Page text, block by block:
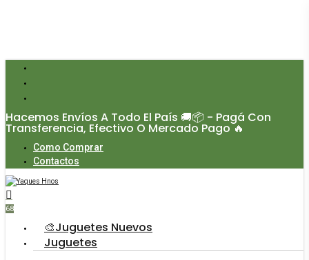
Hacemos Envíos A Todo El País 🚚📦 - Pagá Con
Transferencia, Efectivo O Mercado Pago 🔥
Como Comprar
Contactos
search
account
68
🎨Juguetes Nuevos
Juguetes